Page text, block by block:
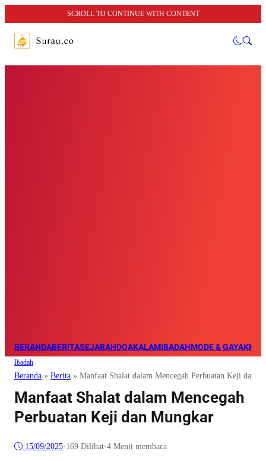
SCROLL TO CONTINUE WITH CONTENT
BERANDABERITASEJARAHDOAKALAMIBADAHMODE & GAYA
Ibadah
Beranda » Berita » Manfaat Shalat dalam Mencegah Perbuatan Keji dan
Manfaat Shalat dalam Mencegah
Perbuatan Keji dan Mungkar
15/09/2025•169 Dilihat•4 Menit membaca